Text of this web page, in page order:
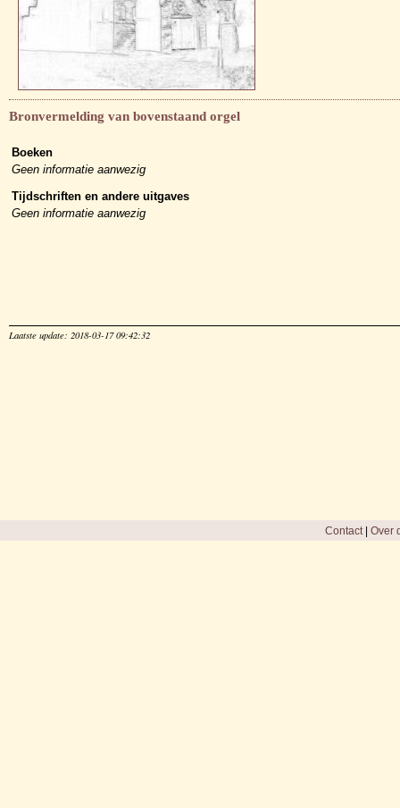
Bronvermelding van bovenstaand orgel
Boeken
Geen informatie aanwezig
Tijdschriften en andere uitgaves
Geen informatie aanwezig
Laatste update: 2018-03-17 09:42:32
Contact| Over